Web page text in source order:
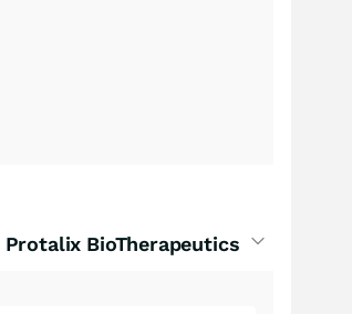
BioTherapeutics